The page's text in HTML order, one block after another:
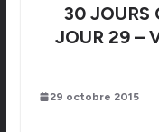
30 JOURS
JOUR 29 –
29 octobre 2015